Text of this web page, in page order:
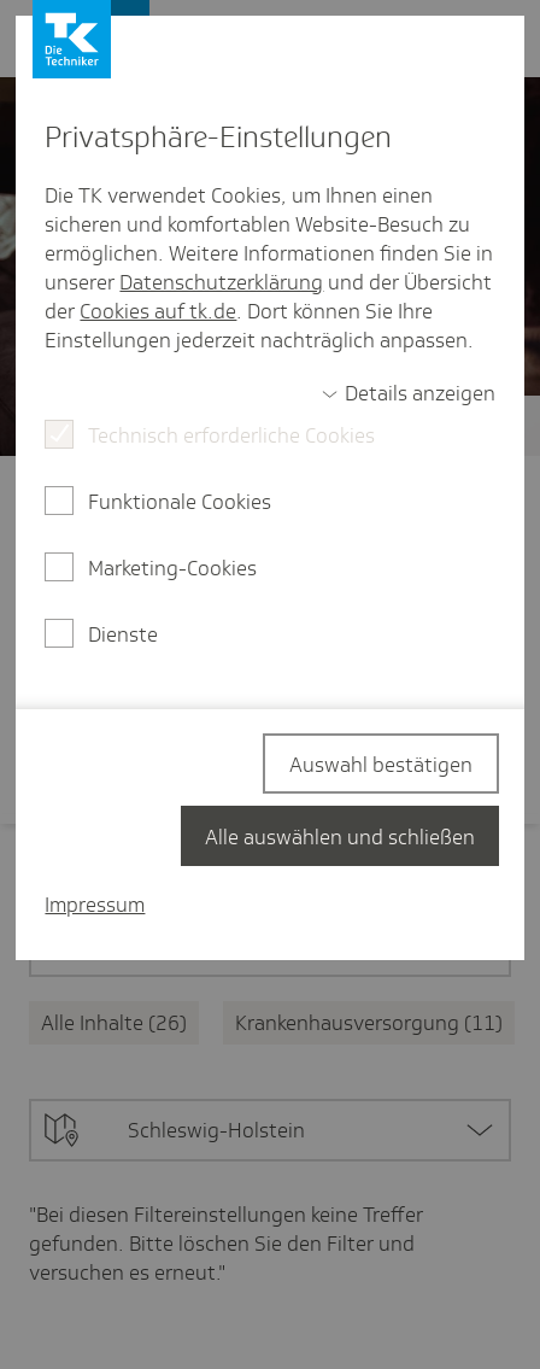
Dafür braucht es eine
medizinischen Anliegens, eine
bessere Koordination.
Zukunft der ambulanten Versorgung
Alle Inhalte 26 Krankenhausversorgung 11
Schleswig-Holstein
"Bei diesen Filtereinstellungen keine Treffer
gefunden. Bitte löschen Sie den Filter und
versuchen es erneut."
Privat­sphäre-Einstel­lungen
Die TK verwendet Cookies, um Ihnen einen
sicheren und komfortablen Website-Besuch zu
ermöglichen. Weitere Informationen finden Sie in
unserer Datenschutzerklärung und der Übersicht
der Cookies auf tk.de. Dort können Sie Ihre
Einstellungen jederzeit nachträglich anpassen.
Details anzeigen
Technisch erforderliche Cookies
Funktionale Cookies
Marketing-Cookies
Dienste
Impressum
Auswahl bestätigen
Alle auswählen und schließen